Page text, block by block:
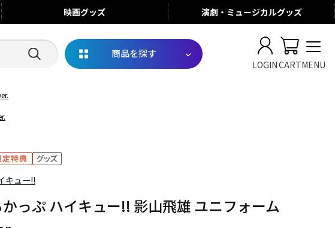
映画グッズ 演劇・ミュージカルグッズ
商品を探す
LOGINCARTMENU
キュー!!
かっぷ ハイキュー!! 影山飛雄 ユニフォーム